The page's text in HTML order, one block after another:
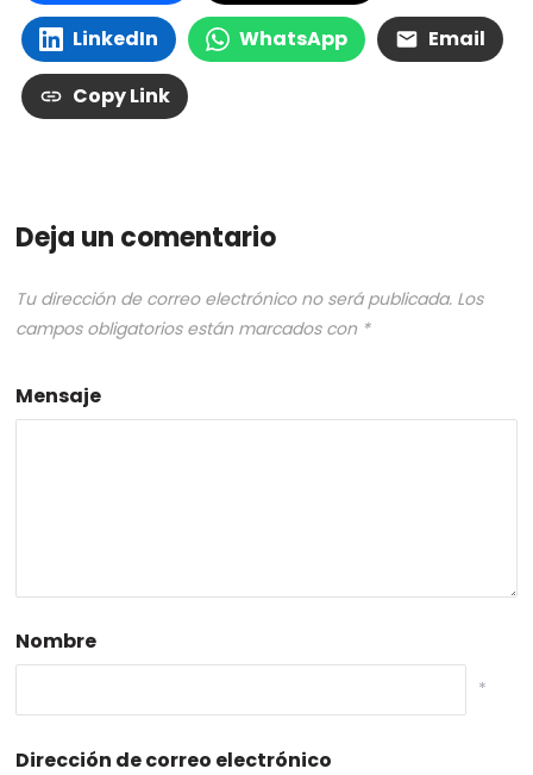
LinkedIn WhatsApp Email
Copy Link
Deja un comentario
Tu dirección de correo electrónico no será publicada. Los
campos obligatorios están marcados con *
Mensaje
Nombre
*
Dirección de correo electrónico